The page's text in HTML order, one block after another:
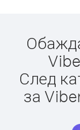
След
за